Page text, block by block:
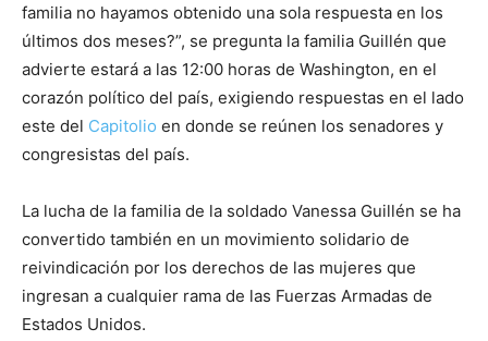
familia no hayamos obtenido una sola respuesta en los
últimos dos meses?”, se pregunta la familia Guillén que
advierte estará a las 12:00 horas de Washington, en el
corazón político del país, exigiendo respuestas en el lado
este del Capitolio en donde se reúnen los senadores y
congresistas del país.
La lucha de la familia de la soldado Vanessa Guillén se ha
convertido también en un movimiento solidario de
reivindicación por los derechos de las mujeres que
ingresan a cualquier rama de las Fuerzas Armadas de
Estados Unidos.